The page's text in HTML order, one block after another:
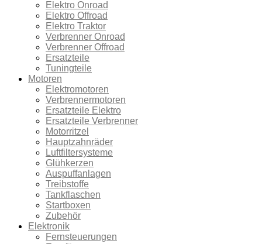
Elektro Onroad
Elektro Offroad
Elektro Traktor
Verbrenner Onroad
Verbrenner Offroad
Ersatzteile
Tuningteile
Motoren
Elektromotoren
Verbrennermotoren
Ersatzteile Elektro
Ersatzteile Verbrenner
Motorritzel
Hauptzahnräder
Luftfiltersysteme
Glühkerzen
Auspuffanlagen
Treibstoffe
Tankflaschen
Startboxen
Zubehör
Elektronik
Fernsteuerungen